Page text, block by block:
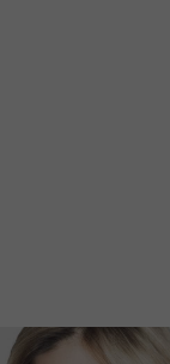
Audio
00:00